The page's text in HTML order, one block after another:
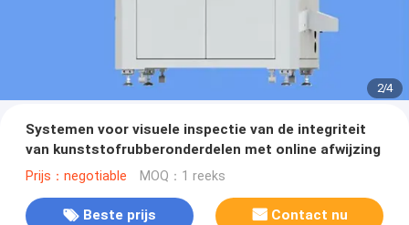
2/4
Systemen voor visuele inspectie van de integriteit
van kunststofrubberonderdelen met online afwijzing
Prijs：negotiable MOQ：1 reeks
Beste prijs Contact nu